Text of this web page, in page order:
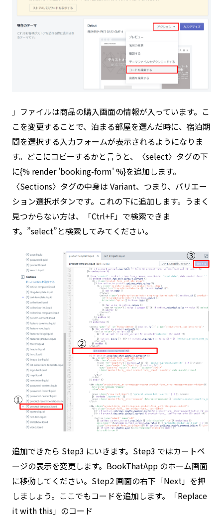
」ファイルは商品の購入画面の情報が入っています。こ
こを変更することで、泊まる部屋を選んだ時に、宿泊期
間を選択する入力フォームが表示されるようになりま
す。どこにコピーするかと言うと、〈select〉タグの下
に{% render 'booking-form' %}を追加します。
〈Sections〉タグの中身は Variant、つまり、バリエー
ション選択ボタンです。これの下に追加します。うまく
見つからない方は、「Ctrl+F」で検索できま
す。”select”と検索してみてください。
追加できたら Step3 にいきます。Step3 ではカートペ
ージの表示を変更します。BookThatApp のホーム画面
に移動してください。Step2 画面の右下「Next」を押
しましょう。ここでもコードを追加します。「Replace
it with this」のコード